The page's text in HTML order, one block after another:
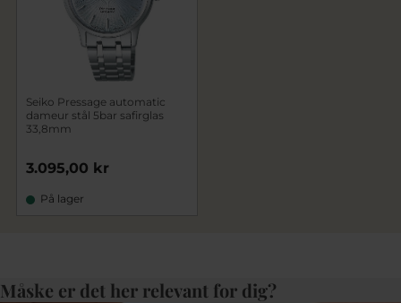
Seiko Pressage automatic
dameur stål 5bar safirglas
33,8mm
3.095,00 kr
På lager
Måske er det her relevant for dig?